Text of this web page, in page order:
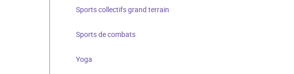
Sports collectifs grand terrain
Sports de combats
Yoga